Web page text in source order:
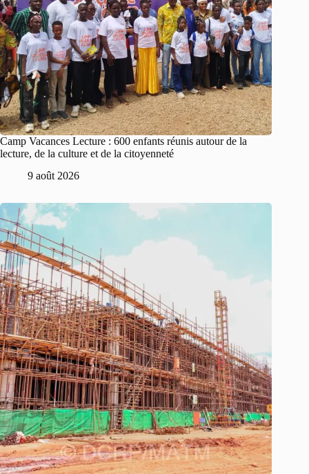
Camp Vacances Lecture : 600 enfants réunis autour de la
lecture, de la culture et de la citoyenneté
9 août 2026